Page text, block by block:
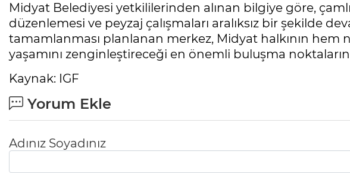
Midyat Belediyesi yetkililerinden alınan bilgiye göre,
düzenlemesi ve peyzaj çalışmaları aralıksız bir şekilde
tamamlanması planlanan merkez, Midyat halkının hem
yaşamını zenginleştireceği en önemli buluşma
Kaynak: IGF
Yorum Ekle
Adınız Soyadınız